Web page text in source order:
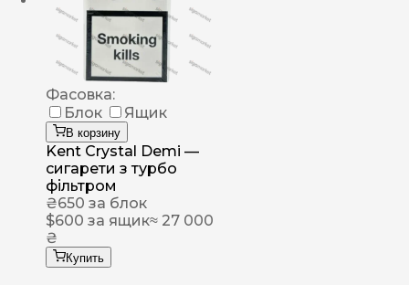
Фасовка:
Блок
Ящик
В корзину
Kent Crystal Demi —
сигарети з турбо
фільтром
₴650 за блок
$600 за ящик≈ 27 000
₴
Купить